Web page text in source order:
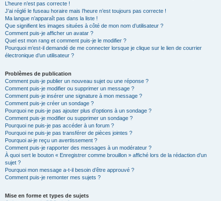
L’heure n’est pas correcte !
J’ai réglé le fuseau horaire mais l’heure n’est toujours pas correcte !
Ma langue n’apparaît pas dans la liste !
Que signifient les images situées à côté de mon nom d’utilisateur ?
Comment puis-je afficher un avatar ?
Quel est mon rang et comment puis-je le modifier ?
Pourquoi m’est-il demandé de me connecter lorsque je clique sur le lien de courrier
électronique d’un utilisateur ?
Problèmes de publication
Comment puis-je publier un nouveau sujet ou une réponse ?
Comment puis-je modifier ou supprimer un message ?
Comment puis-je insérer une signature à mon message ?
Comment puis-je créer un sondage ?
Pourquoi ne puis-je pas ajouter plus d’options à un sondage ?
Comment puis-je modifier ou supprimer un sondage ?
Pourquoi ne puis-je pas accéder à un forum ?
Pourquoi ne puis-je pas transférer de pièces jointes ?
Pourquoi ai-je reçu un avertissement ?
Comment puis-je rapporter des messages à un modérateur ?
À quoi sert le bouton « Enregistrer comme brouillon » affiché lors de la rédaction d’un
sujet ?
Pourquoi mon message a-t-il besoin d’être approuvé ?
Comment puis-je remonter mes sujets ?
Mise en forme et types de sujets